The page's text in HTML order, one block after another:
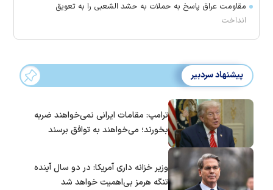
مقاومت عراق پاسخ به حملات به حشد الشعبی را به تعویق
انداخت
پیشنهاد سردبیر
ترامپ: مقامات ایرانی نمی‌خواهند ضربه
بخورند؛ می‌خواهند به توافق برسند
وزیر خزانه داری آمریکا: در دو سال آینده
تنگه هرمز بی‌اهمیت خواهد شد